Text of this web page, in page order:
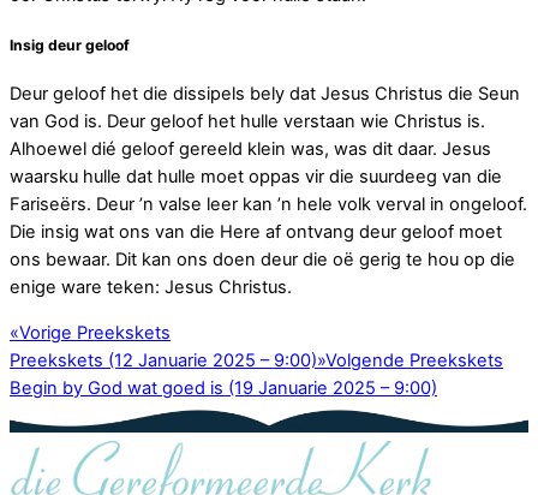
Insig deur geloof
Deur geloof het die dissipels bely dat Jesus Christus die Seun
van God is. Deur geloof het hulle verstaan wie Christus is.
Alhoewel dié geloof gereeld klein was, was dit daar. Jesus
waarsku hulle dat hulle moet oppas vir die suurdeeg van die
Fariseërs. Deur ’n valse leer kan ’n hele volk verval in ongeloof.
Die insig wat ons van die Here af ontvang deur geloof moet
ons bewaar. Dit kan ons doen deur die oë gerig te hou op die
enige ware teken: Jesus Christus.
«Vorige Preekskets
Preekskets (12 Januarie 2025 – 9:00)»Volgende Preekskets
Begin by God wat goed is (19 Januarie 2025 – 9:00)